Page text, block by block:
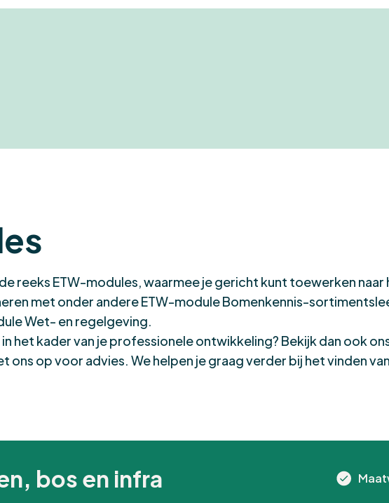
reeks ETW-modules, waarmee je gericht kunt toewerken
met onder andereETW-module Bomenkennis-
Wet- en regelgeving.
het kader van je professionele ontwikkeling? Bekijk dan ook
ons op voor advies. We helpen je graag verder bij het vinden
bos en infra